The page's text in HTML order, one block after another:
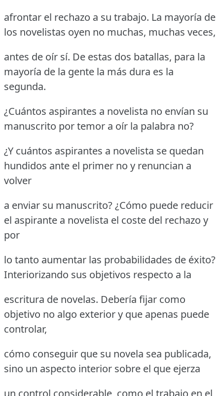
afrontar el rechazo a su trabajo. La mayoría de
los novelistas oyen no muchas, muchas veces,
antes de oír sí. De estas dos batallas, para la
mayoría de la gente la más dura es la
segunda.
¿Cuántos aspirantes a novelista no envían su
manuscrito por temor a oír la palabra no?
¿Y cuántos aspirantes a novelista se quedan
hundidos ante el primer no y renuncian a
volver
a enviar su manuscrito? ¿Cómo puede reducir
el aspirante a novelista el coste del rechazo y
por
lo tanto aumentar las probabilidades de éxito?
Interiorizando sus objetivos respecto a la
escritura de novelas. Debería fijar como
objetivo no algo exterior y que apenas puede
controlar,
cómo conseguir que su novela sea publicada,
sino un aspecto interior sobre el que ejerza